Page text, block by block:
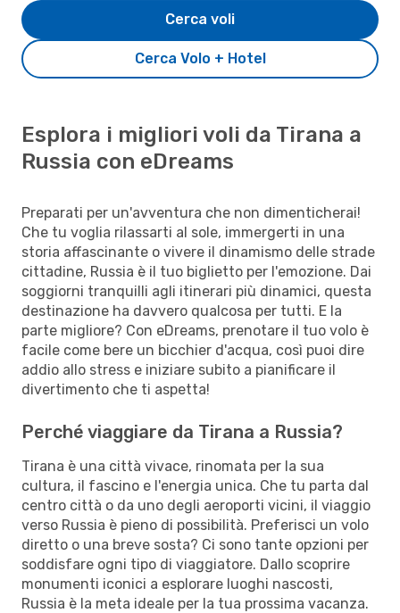
Cerca Volo + Hotel
Cerca voli
Esplora i migliori voli da Tirana a
Russia con eDreams
Preparati per un'avventura che non dimenticherai!
Che tu voglia rilassarti al sole, immergerti in una
storia affascinante o vivere il dinamismo delle strade
cittadine, Russia è il tuo biglietto per l'emozione. Dai
soggiorni tranquilli agli itinerari più dinamici, questa
destinazione ha davvero qualcosa per tutti. E la
parte migliore? Con eDreams, prenotare il tuo volo è
facile come bere un bicchier d'acqua, così puoi dire
addio allo stress e iniziare subito a pianificare il
divertimento che ti aspetta!
Perché viaggiare da Tirana a Russia?
Tirana è una città vivace, rinomata per la sua
cultura, il fascino e l'energia unica. Che tu parta dal
centro città o da uno degli aeroporti vicini, il viaggio
verso Russia è pieno di possibilità. Preferisci un volo
diretto o una breve sosta? Ci sono tante opzioni per
soddisfare ogni tipo di viaggiatore. Dallo scoprire
monumenti iconici a esplorare luoghi nascosti,
Russia è la meta ideale per la tua prossima vacanza.